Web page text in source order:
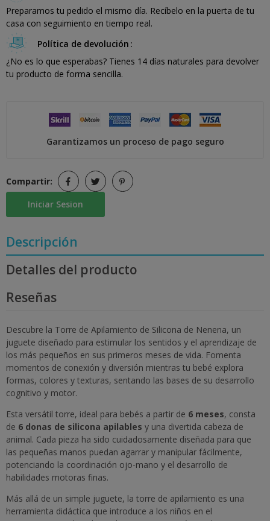
Preparamos tu pedido el mismo día. Recíbelo en la puerta de tu
casa con seguimiento en tiempo real.
Política de devolución
¿No es lo que esperabas? Tienes 14 días naturales para devolver
tu producto de forma sencilla.
Garantizamos un proceso de pago seguro
Compartir:
Iniciar Sesion
Descripción
Detalles del producto
Reseñas
Descubre la Torre de Apilamiento de Silicona de Nenena, un
juguete diseñado para estimular los sentidos y el aprendizaje de
los más pequeños en sus primeros meses de vida. Fomenta
momentos de conexión y diversión mientras tu bebé explora
formas, colores y texturas, sentando las bases de su desarrollo
cognitivo y motor.
Esta versátil torre, ideal para bebés a partir de 6 meses, consta
de 6 donas de silicona apilables y una divertida cabeza de
animal. Cada pieza ha sido cuidadosamente diseñada para que
las pequeñas manos puedan agarrar y manipular fácilmente,
potenciando la coordinación ojo-mano y el desarrollo de
habilidades motoras finas.
Más allá de un simple juguete, la torre de apilamiento es una
herramienta didáctica que introduce a los niños en el